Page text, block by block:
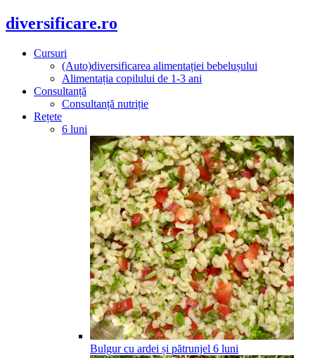
diversificare.ro
Cursuri
(Auto)diversificarea alimentației bebelușului
Alimentația copilului de 1-3 ani
Consultanță
Consultanță nutriție
Rețete
6 luni
Bulgur cu ardei și pătrunjel 6 luni